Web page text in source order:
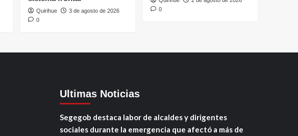
Quirihue
3 de agosto de 2026
0
0
Ultimas Noticias
Segegob destaca labor de alcaldes y dirigentes
sociales durante la emergencia que afectó a más de